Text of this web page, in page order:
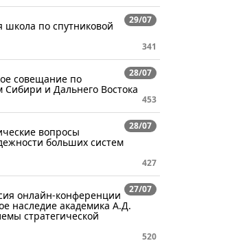
29/07
по спутниковой
341
28/07
совещание по
и Дальнего Востока
453
28/07
вопросы
больших систем
427
27/07
онлайн-конференции
наследие академика А.Д.
стратегической
520